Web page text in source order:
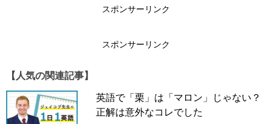
スポンサーリンク
スポンサーリンク
スポンサーリンク
【人気の関連記事】
英語で「栗」は「マロン」じゃない？
正解は意外なコレでした